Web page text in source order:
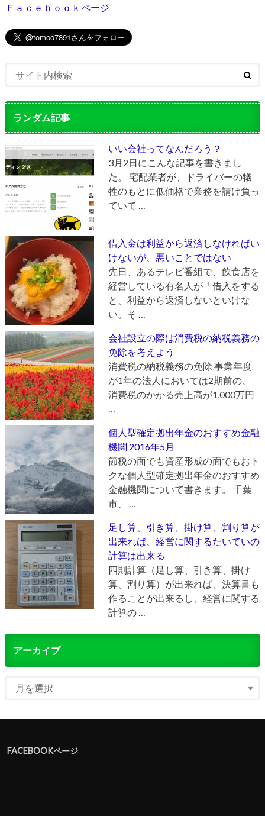
Ｆａｃｅｂｏｏｋページ
ランダム記事
いい会社ってなんだろう？
3月2日にこんな記事を書きまし
た。 宅配業者が、ドライバーの犠
牲のもとに低価格で業務を請け負っ
ていて …
借入金は利益から返済しなければい
けないが、悪いことではない
先日、あるテレビ番組で、飲食店を
経営している有名人が「借入をする
と、利益から返済しないといけな
い。そ …
会社設立の際は消費税の納税義務の
免除を考えよう
消費税の納税義務の免除 事業年度
が1年の法人においては2期前の、
消費税のかかる売上高が1,000万円
個人型確定拠出年金のおすすめ金融
機関 2016年5月
節税の面でも資産形成の面でもおト
クな個人型確定拠出年金のおすすめ
金融機関について書きます。 千葉
市、 …
足し算、引き算、掛け算、割り算が
出来れば、経営に関するたいていの
計算は出来る
四則計算（足し算、引き算、掛け
算、割り算）が出来れば、決算書も
作ることが出来るし、経営に関する
計算の …
アーカイブ
FACEBOOKページ